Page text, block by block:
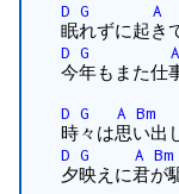
D G A
眠れずに起き
D G A
今年もまた仕
D G A Bm
時々は思い
D G A Bm
夕映えに君が